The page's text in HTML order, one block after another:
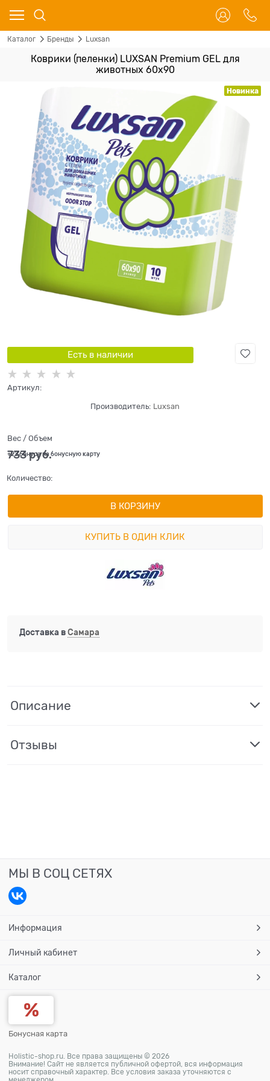
Каталог Бренды Luxsan
Коврики (пеленки) LUXSAN Premium GEL для
животных 60х90
Новинка
Есть в наличии
Артикул:
Производитель: Luxsan
Вес / Объем
733 руб.
+22 бонуса на бонусную карту
Количество:
В КОРЗИНУ
КУПИТЬ В ОДИН КЛИК
Доставка вСамара
Описание
Отзывы
МЫ В СОЦ СЕТЯХ
Информация
Личный кабинет
Каталог
Бонусная карта
Holistic-shop.ru. Все права защищены © 2026
Внимание! Сайт не является публичной офертой, вся информация
носит справочный характер. Все условия заказа уточняются с